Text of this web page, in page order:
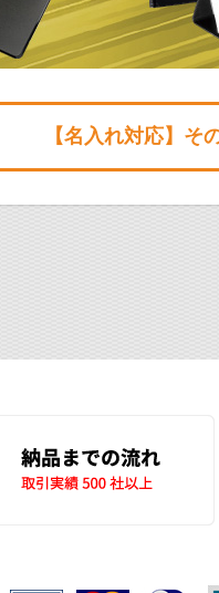
【名入れ対応】 そ